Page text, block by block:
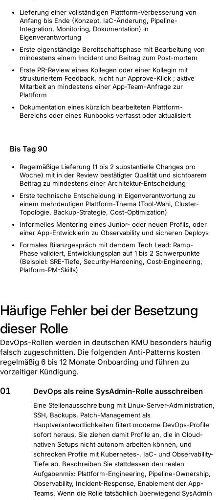
Lieferung einer vollständigen Plattform-Verbesserung von
Anfang bis Ende (Konzept, IaC-Änderung, Pipeline-
Integration, Monitoring, Dokumentation) in
Eigenverantwortung
Erste eigenständige Bereitschaftsphase mit Bearbeitung von
mindestens einem Incident und Beitrag zum Post-mortem
Erste PR-Review eines Kollegen oder einer Kollegin mit
strukturiertem Feedback, nicht nur Approve-Klick ; aktive
Mitarbeit an mindestens einer App-Team-Anfrage zur
Plattform
Dokumentation eines kürzlich bearbeiteten Plattform-
Bereichs oder eines Runbooks verfasst oder aktualisiert
Bis Tag 90
Regelmäßige Lieferung (1 bis 2 substantielle Changes pro
Woche) mit in der Review bestätigter Qualität und sichtbarem
Beitrag zu mindestens einer Architektur-Entscheidung
Erste technische Entscheidung in Eigenverantwortung zu
einem mehrdeutigen Plattform-Thema (Tool-Wahl, Cluster-
Topologie, Backup-Strategie, Cost-Optimization)
Informelles Mentoring eines Junior- oder neuen Profils, oder
einer App-Entwicklerin zu Observability und sicheren Deploys
Formales Bilanzgespräch mit der:dem Tech Lead: Ramp-
Phase validiert, Entwicklungsplan auf 1 bis 2 Schwerpunkte
(Beispiel: SRE-Tiefe, Security-Hardening, Cost-Engineering,
Platform-PM-Skills)
Häufige Fehler bei der Besetzung
dieser Rolle
DevOps-Rollen werden in deutschen KMU besonders häufig
falsch zugeschnitten. Die folgenden Anti-Patterns kosten
regelmäßig 6 bis 12 Monate Onboarding und führen zu
vorzeitiger Kündigung.
01 DevOps als reine SysAdmin-Rolle ausschreiben
Eine Stellenausschreibung mit Linux-Server-Administration,
SSH, Backups, Patch-Management als
Hauptverantwortlichkeiten filtert moderne DevOps-Profile
sofort heraus. Sie ziehen damit Profile an, die in Cloud-
nativen Setups nicht autonom arbeiten können, und
schrecken Profile mit Kubernetes-, IaC- und Observability-
Tiefe ab. Beschreiben Sie stattdessen den realen
Aufgabenmix: Plattform-Engineering, Pipeline-Ownership,
Observability, Incident-Response, Enablement der App-
Teams. Wenn die Rolle tatsächlich überwiegend SysAdmin